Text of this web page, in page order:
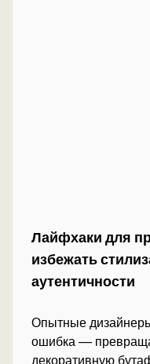
Лайфхаки для
избежать
аутентичности
Опытные
ошибка —
декоративную